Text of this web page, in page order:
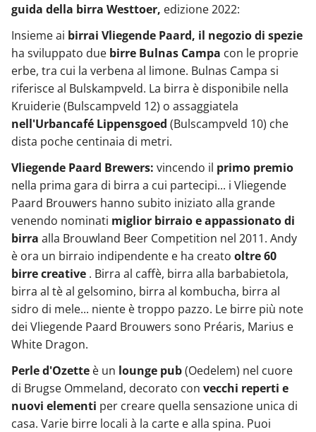
guida della birra Westtoer, edizione 2022:
Insieme ai birrai Vliegende Paard, il negozio di spezie
ha sviluppato due birre Bulnas Campa con le proprie
erbe, tra cui la verbena al limone. Bulnas Campa si
riferisce al Bulskampveld. La birra è disponibile nella
Kruiderie (Bulscampveld 12) o assaggiatela
nell'Urbancafé Lippensgoed (Bulscampveld 10) che
dista poche centinaia di metri.
Vliegende Paard Brewers: vincendo il primo premio
nella prima gara di birra a cui partecipi... i Vliegende
Paard Brouwers hanno subito iniziato alla grande
venendo nominati miglior birraio e appassionato di
birra alla Brouwland Beer Competition nel 2011. Andy
è ora un birraio indipendente e ha creato oltre 60
birre creative . Birra al caffè, birra alla barbabietola,
birra al tè al gelsomino, birra al kombucha, birra al
sidro di mele... niente è troppo pazzo. Le birre più note
dei Vliegende Paard Brouwers sono Préaris, Marius e
White Dragon.
Perle d'Ozette è un lounge pub(Oedelem) nel cuore
di Brugse Ommeland, decorato con vecchi reperti e
nuovi elementi per creare quella sensazione unica di
casa. Varie birre locali à la carte e alla spina. Puoi